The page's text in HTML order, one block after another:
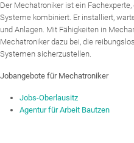
Der Mechatroniker ist ein
Systeme kombiniert. Er installiert,
und Anlagen. Mit Fähigkeiten in
Mechatroniker dazu bei, die
Systemen sicherzustellen.
Jobangebote für Mechatroniker
Jobs-Oberlausitz
Agentur für Arbeit Bautzen